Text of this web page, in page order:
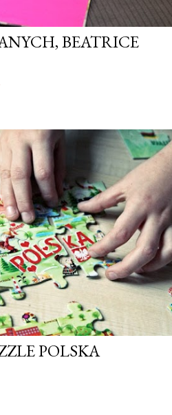
BEATRICE
POLSKA